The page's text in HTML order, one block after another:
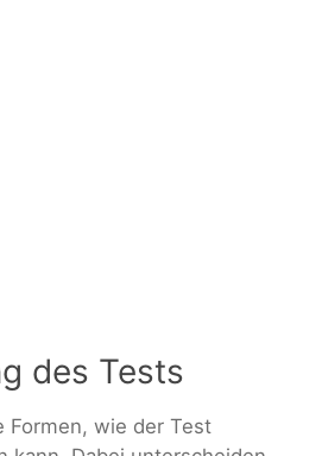
des Tests
Formen, wie der Test